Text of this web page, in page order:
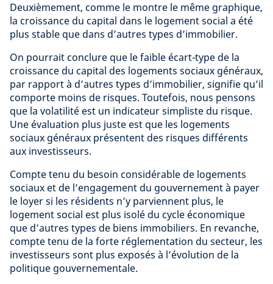
Deuxièmement, comme le montre le même graphique,
la croissance du capital dans le logement social a été
plus stable que dans d’autres types d’immobilier.
On pourrait conclure que le faible écart-type de la
croissance du capital des logements sociaux généraux,
par rapport à d’autres types d’immobilier, signifie qu’il
comporte moins de risques. Toutefois, nous pensons
que la volatilité est un indicateur simpliste du risque.
Une évaluation plus juste est que les logements
sociaux généraux présentent des risques différents
aux investisseurs.
Compte tenu du besoin considérable de logements
sociaux et de l’engagement du gouvernement à payer
le loyer si les résidents n’y parviennent plus, le
logement social est plus isolé du cycle économique
que d’autres types de biens immobiliers. En revanche,
compte tenu de la forte réglementation du secteur, les
investisseurs sont plus exposés à l’évolution de la
politique gouvernementale.